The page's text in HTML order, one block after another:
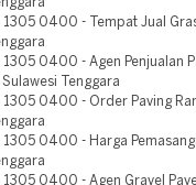
1305 0400 - Tempat Jual
1305 0400 - Agen Penjualan
Sulawesi Tenggara
1305 0400 - Order Paving
1305 0400 - Harga
1305 0400 - Agen Gravel